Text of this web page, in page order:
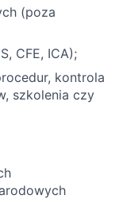
(poza
CFE, ICA);
kontrola
szkolenia czy